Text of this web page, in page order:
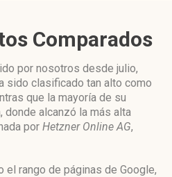
Comparados
por nosotros desde julio,
sido clasificado tan alto como
que la mayoría de su
alcanzó la más alta
por Hetzner Online AG,
el rango de páginas de Google,